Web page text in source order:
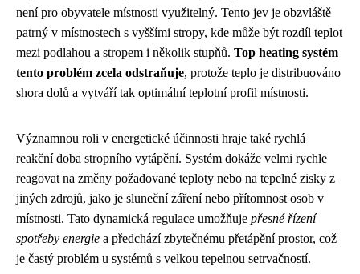
není pro obyvatele místnosti využitelný. Tento jev je obzvláště
patrný v místnostech s vyššími stropy, kde může být rozdíl teplot
mezi podlahou a stropem i několik stupňů. Top heating systém
tento problém zcela odstraňuje, protože teplo je distribuováno
shora dolů a vytváří tak optimální teplotní profil místnosti.
Významnou roli v energetické účinnosti hraje také rychlá
reakční doba stropního vytápění. Systém dokáže velmi rychle
reagovat na změny požadované teploty nebo na tepelné zisky z
jiných zdrojů, jako je sluneční záření nebo přítomnost osob v
místnosti. Tato dynamická regulace umožňuje přesné řízení
spotřeby energie a předchází zbytečnému přetápění prostor, což
je častý problém u systémů s velkou tepelnou setrvačností.